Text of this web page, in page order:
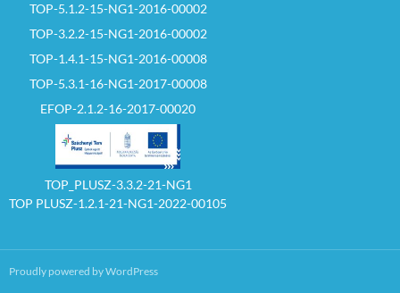
TOP-5.1.2-15-NG1-2016-00002
TOP-3.2.2-15-NG1-2016-00002
TOP-1.4.1-15-NG1-2016-00008
TOP-5.3.1-16-NG1-2017-00008
EFOP-2.1.2-16-2017-00020
TOP_PLUSZ-3.3.2-21-NG1
TOP PLUSZ-1.2.1-21-NG1-2022-00105
Proudly powered by WordPress